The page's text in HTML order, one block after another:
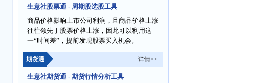
生意社股票通 - 周期股选股工具
商品价格影响上市公司利润，且商品价格上涨
往往领先于股票价格上涨，因此可以利用这
一“时间差”，提前发现股票买入机会。
期货通 详情>>
生意社期货通 - 期货行情分析工具